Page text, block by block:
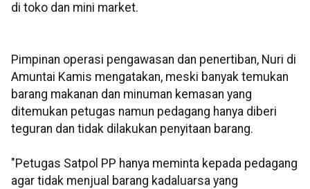
di toko dan mini market.
Pimpinan operasi pengawasan dan penertiban, Nuri di
Amuntai Kamis mengatakan, meski banyak temukan
barang makanan dan minuman kemasan yang
ditemukan petugas namun pedagang hanya diberi
teguran dan tidak dilakukan penyitaan barang.
"Petugas Satpol PP hanya meminta kepada pedagang
agar tidak menjual barang kadaluarsa yang